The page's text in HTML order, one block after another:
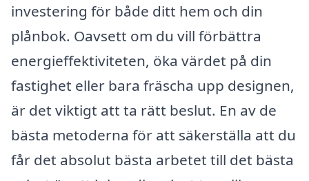
investering för både ditt hem och din
plånbok. Oavsett om du vill förbättra
energieffektiviteten, öka värdet på din
fastighet eller bara fräscha upp designen,
är det viktigt att ta rätt beslut. En av de
bästa metoderna för att säkerställa att du
får det absolut bästa arbetet till det bästa